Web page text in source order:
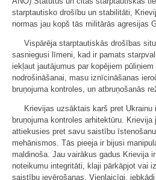
starptautisko drošību un stabilitāti,
normas jau kopš tās militārās agresijas
Vispārēja starptautiskās drošības
sasniegusi līmeni, kad ir pamats
iekļaut jautājumus par kopējiem
nodrošināšanai, masu iznīcināšanas
bruņojuma kontroles, un atbruņošanās
Krievijas uzsāktais karš pret
bruņojuma kontroles arhitektūru.
attiekusies pret savu saistību
mehānismos. Tās pieeja ir bijusi
maldinoša. Jau vairākus gadus Krievija
noteikumu integritāti, klaji pārkāpjot vai
saistību ievērošanas. Vienlaicīgi,